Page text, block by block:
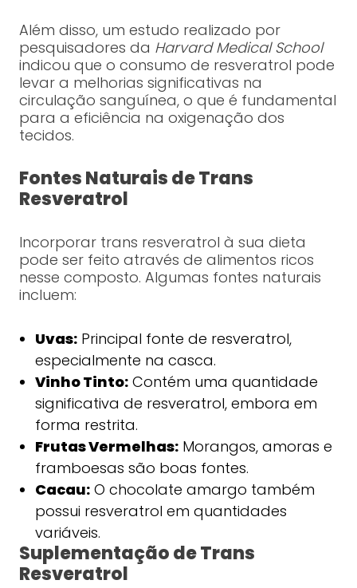
Além disso, um estudo realizado por
pesquisadores da Harvard Medical School
indicou que o consumo de resveratrol pode
levar a melhorias significativas na
circulação sanguínea, o que é fundamental
para a eficiência na oxigenação dos
tecidos.
Fontes Naturais de Trans
Resveratrol
Incorporar trans resveratrol à sua dieta
pode ser feito através de alimentos ricos
nesse composto. Algumas fontes naturais
incluem:
Uvas:Principal fonte de resveratrol,
especialmente na casca.
Vinho Tinto:Contém uma quantidade
significativa de resveratrol, embora em
forma restrita.
Frutas Vermelhas:Morangos, amoras e
framboesas são boas fontes.
Cacau:O chocolate amargo também
possui resveratrol em quantidades
variáveis.
Suplementação de Trans
Resveratrol